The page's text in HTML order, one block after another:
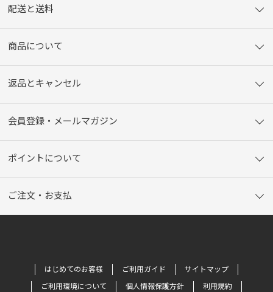
配送と送料
商品について
返品とキャンセル
会員登録・メールマガジン
ポイントについて
ご注文・お支払
はじめてのお客様 ご利用ガイド
サイトマップ
ご利用環境について
個人情報保護方針 利用規約